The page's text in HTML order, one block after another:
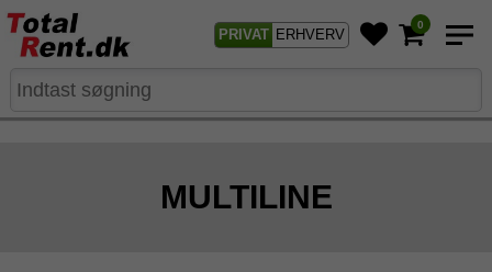
PRIVAT ERHVERV
0
MULTILINE